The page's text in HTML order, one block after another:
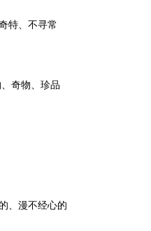
特、不寻常
奇物、珍品
、漫不经心的